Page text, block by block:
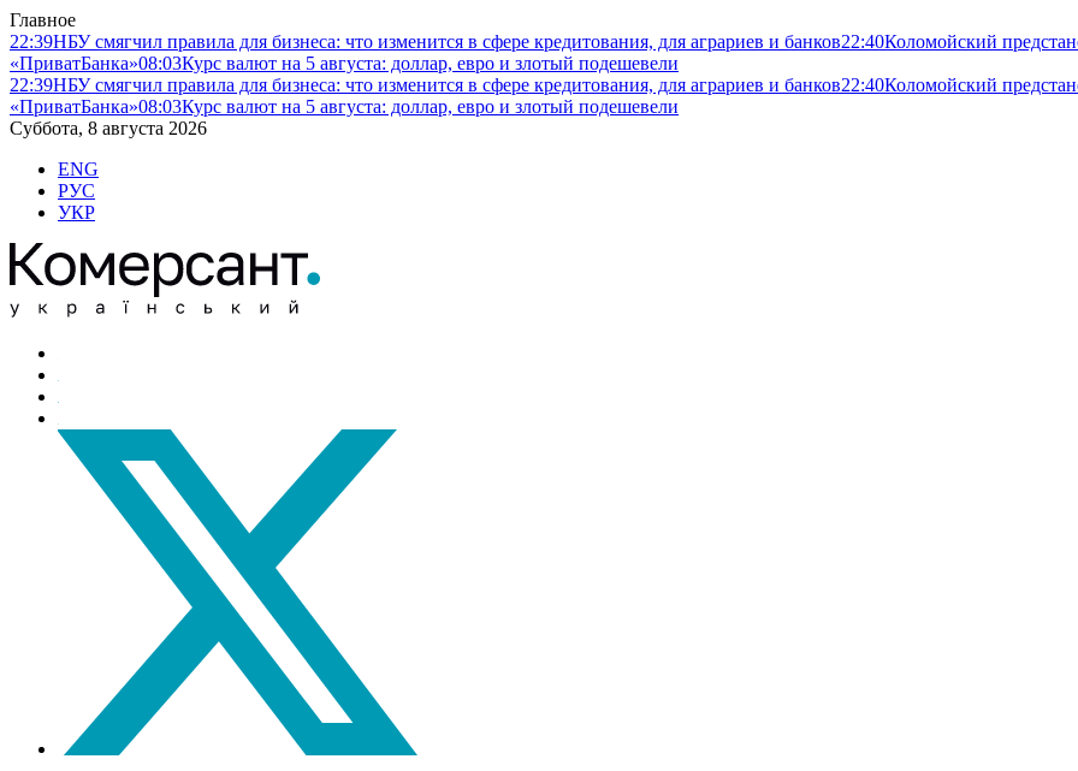
Главное
22:39НБУ смягчил правила для бизнеса: что изменится в сфере кредитования, для аграриев и банков22:40Коломойский
«ПриватБанка»08:03Курс валют на 5 августа: доллар, евро и злотый подешевели
22:39НБУ смягчил правила для бизнеса: что изменится в сфере кредитования, для аграриев и банков22:40Коломойский
«ПриватБанка»08:03Курс валют на 5 августа: доллар, евро и злотый подешевели
Суббота, 8 августа 2026
ENG
РУС
УКР